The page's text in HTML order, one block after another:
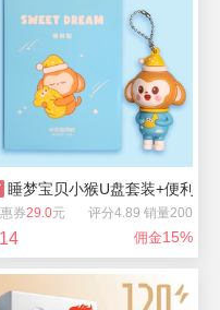
24色
睡梦宝贝小猴U盘套装+便利贴
券29.0元 评分4.89 销量200
14 佣金15%